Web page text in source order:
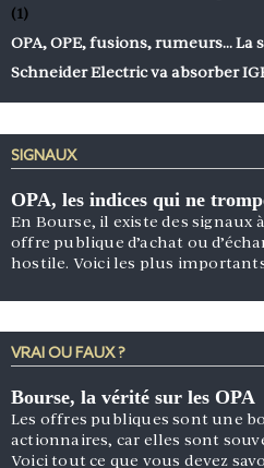
(1)
OPA, OPE, fusions, rumeurs… La
Schneider Electric va absorber
SIGNAUX
OPA, les indices qui ne
En Bourse, il existe des signaux
offre publique d’achat ou
hostile. Voici les plus
VRAI OU FAUX ?
Bourse, la vérité sur les OPA
Les offres publiques sont une
actionnaires, car elles sont
Voici tout ce que vous devez